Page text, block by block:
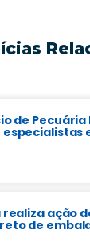
de
ação
de